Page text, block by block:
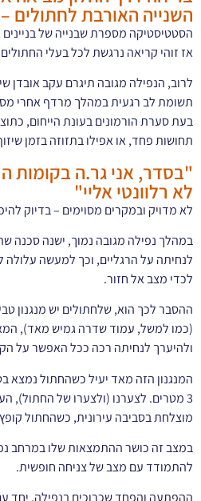
השנייה האורבת לחתולים
הסטטיסטיקה מספרת שבנייה של
אז זוהי קריאה נרגשת לכל בעלי החתולים
לרוב, הנפילה מגובה תיגרם עקב אובדן
תשומת לב רגעית במהלך מרדף אחרי
בעת סערת הורמונים בעונת הייחום,
תחושות פחד, או אפילו בתזוזה בזמן
"בסדר, אני גר.ה בקומות
לא רלוונטי אליי"
לא מדויק ובמקרים מסוימים – בדיוק
במהלך נפילה מגובה נמוך, ישנה סכנה
לנחיתה על הרגליים, וכך למעשה עלולה
לכדי מצב אל חזור.
ההסבר לכך הוא, שלחתולים יש מנגנון
(כמו למשל, עמוד שדרה גמיש מאד),
ולהיערך לנחיתה רכה ככל האפשר על
3 מטרים. לצערנו (ולצערו של החתול),
מוצלחת בסביבה עירונית, כשהחתול
במצב זה כושר ההתמצאות שלו במרחב
להתמודד עם מצב של צניחה חופשית.